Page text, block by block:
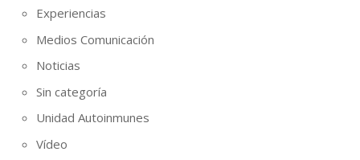
Experiencias
Medios Comunicación
Noticias
Sin categoría
Unidad Autoinmunes
Vídeo